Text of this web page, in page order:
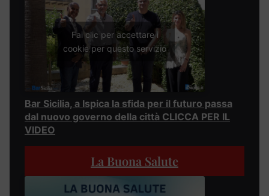
Fai clic per accettare i
cookie per questo servizio
Bar Sicilia, a Ispica la sfida per il futuro passa
dal nuovo governo della città CLICCA PER IL
VIDEO
La Buona Salute